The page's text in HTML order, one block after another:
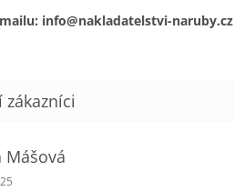
info@nakladatelstvi-naruby.cz
Mášová
obchodu je 5 z 5 hvězdiček.